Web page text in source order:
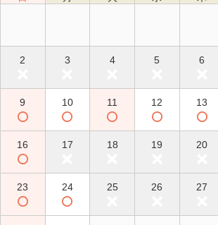
2 3 4 5 6
9 10 11 12 13
16 17 18 19 20
23 24 25 26 27